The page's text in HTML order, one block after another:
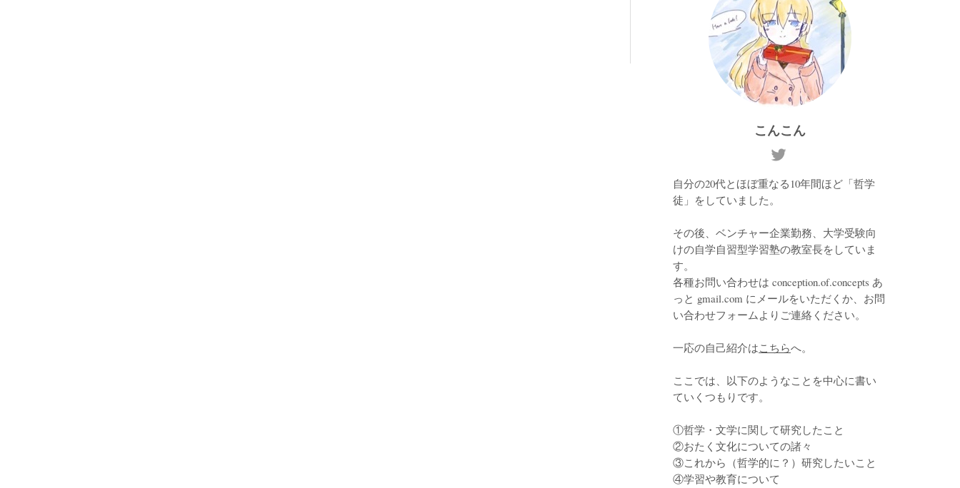
こんこん
自分の20代とほぼ重なる10年間ほど「哲学
徒」をしていました。
その後、ベンチャー企業勤務、大学受験向
けの自学自習型学習塾の教室長をしていま
す。
各種お問い合わせは conception.of.concepts あ
っと gmail.com にメールをいただくか、お問
い合わせフォームよりご連絡ください。
一応の自己紹介はこちらへ。
ここでは、以下のようなことを中心に書い
ていくつもりです。
①哲学・文学に関して研究したこと
②おたく文化についての諸々
③これから（哲学的に？）研究したいこと
④学習や教育について